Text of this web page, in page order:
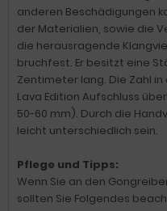
anderen Beschädigungen
der Materialien, sowie die
die herausragende
bruchfest. Er besitzt eine
Zentimeter lang. Die Zahl
Lava Edition Aufschluss
50-60 mm). Durch die
leicht unterschiedlich sein.
Pflege und Tipps:
Wenn Sie an den
sollten Sie Folgendes